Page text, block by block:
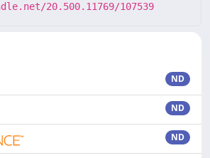
20.500.11769/107539
ND
ND
ND